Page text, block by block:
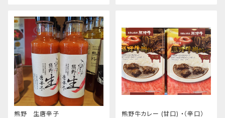
熊野 生唐辛子 熊野牛カレー (甘口) ・（辛口）